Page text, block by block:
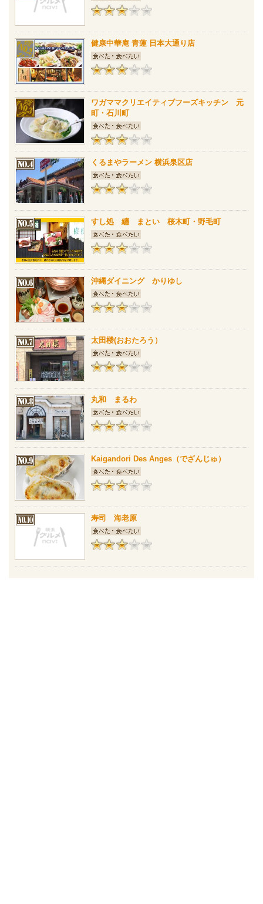
健康中華庵 青蓮 日本大通り店
ワガママクリエイティブフーズキッチン 元
町・石川町
くるまやラーメン 横浜泉区店
すし処 纏 まとい 桜木町・野毛町
沖縄ダイニング かりゆし
太田楼(おおたろう）
丸和 まるわ
Kaigandori Des Anges（でざんじゅ）
寿司 海老原